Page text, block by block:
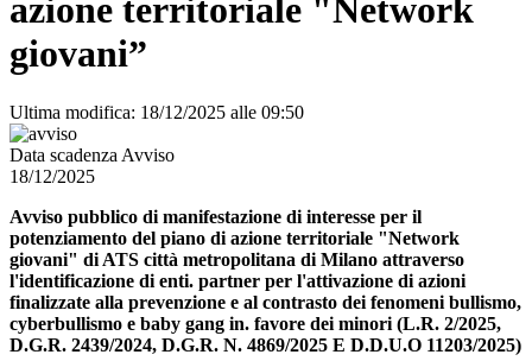
azione territoriale "Network
giovani”
Ultima modifica: 18/12/2025 alle 09:50
Data scadenza Avviso
18/12/2025
Avviso pubblico di manifestazione di interesse per il
potenziamento del piano di azione territoriale "Network
giovani" di ATS città metropolitana di Milano attraverso
l'identificazione di enti. partner per l'attivazione di azioni
finalizzate alla prevenzione e al contrasto dei fenomeni bullismo,
cyberbullismo e baby gang in. favore dei minori (L.R. 2/2025,
D.G.R. 2439/2024, D.G.R. N. 4869/2025 E D.D.U.O 11203/2025)